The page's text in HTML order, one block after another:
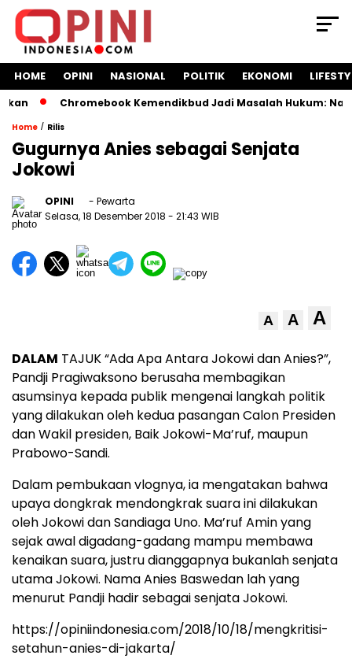
HOME OPINI NASIONAL POLITIK EKONOMI
Chromebook Kemendikbud Jadi Masalah Hukum:
Home / Rilis
Gugurnya Anies sebagai Senjata
Jokowi
OPINI
- Pewarta
Selasa, 18 Desember 2018 - 21:43 WIB
A A A
DALAM TAJUK “Ada Apa Antara Jokowi dan Anies?”,
Pandji Pragiwaksono berusaha membagikan
asumsinya kepada publik mengenai langkah politik
yang dilakukan oleh kedua pasangan Calon Presiden
dan Wakil presiden, Baik Jokowi-Ma’ruf, maupun
Prabowo-Sandi.
Dalam pembukaan vlognya, ia mengatakan bahwa
upaya dongkrak mendongkrak suara ini dilakukan
oleh Jokowi dan Sandiaga Uno. Ma’ruf Amin yang
sejak awal digadang-gadang mampu membawa
kenaikan suara, justru dianggapnya bukanlah senjata
utama Jokowi. Nama Anies Baswedan lah yang
menurut Pandji hadir sebagai senjata Jokowi.
https://opiniindonesia.com/2018/10/18/mengkritisi-
setahun-anies-di-jakarta/